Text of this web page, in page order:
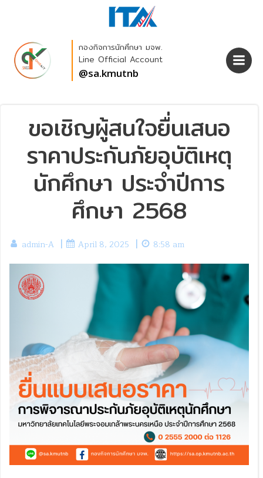
Skip
to
กองกิจการนักศึกษา มจพ.
Line Official Account
@sa.kmutnb
ขอเชิญผู้สนใจยื่นเสนอ
ราคาประกันภัยอุบัติเหตุ
นักศึกษา ประจำปีการ
ศึกษา 2568
admin-A | April 8, 2025 | 8:58 am